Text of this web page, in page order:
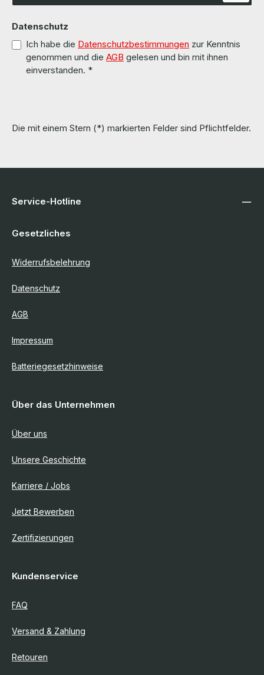
Datenschutz
Ich habe die Datenschutzbestimmungen zur Kenntnis
genommen und die AGB gelesen und bin mit ihnen
einverstanden. *
Die mit einem Stern (*) markierten Felder sind Pflichtfelder.
Service-Hotline
Gesetzliches
Widerrufsbelehrung
Datenschutz
AGB
Impressum
Batteriegesetzhinweise
Über das Unternehmen
Über uns
Unsere Geschichte
Karriere / Jobs
Jetzt Bewerben
Zertifizierungen
Kundenservice
FAQ
Versand & Zahlung
Retouren